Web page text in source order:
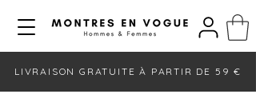
LIVRAISON GRATUITE À PARTIR DE 59 €